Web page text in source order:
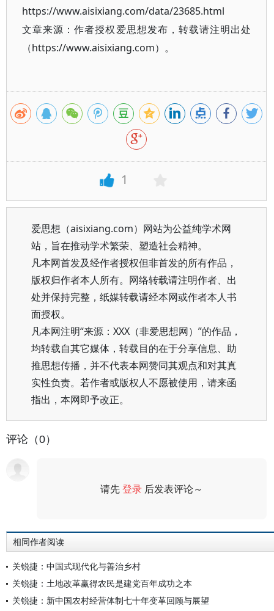
https://www.aisixiang.com/data/23685.html
文章来源：作者授权爱思想发布，转载请注明出处
（https://www.aisixiang.com）。
1
爱思想（aisixiang.com）网站为公益纯学术网
站，旨在推动学术繁荣、塑造社会精神。
凡本网首发及经作者授权但非首发的所有作品，
版权归作者本人所有。网络转载请注明作者、出
处并保持完整，纸媒转载请经本网或作者本人书
面授权。
凡本网注明“来源：XXX（非爱思想网）”的作品，
均转载自其它媒体，转载目的在于分享信息、助
推思想传播，并不代表本网赞同其观点和对其真
实性负责。若作者或版权人不愿被使用，请来函
指出，本网即予改正。
评论（0）
请先登录 后发表评论～
相同作者阅读
关锐捷：中国式现代化与善治乡村
关锐捷：土地改革赢得农民是建党百年成功之本
关锐捷：新中国农村经营体制七十年变革回顾与展望